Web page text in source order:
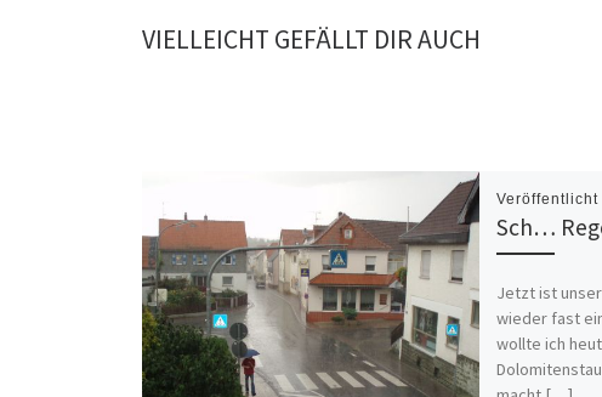
VIELLEICHT GEFÄLLT DIR AUCH
Veröffentlicht
Sch…
Jetzt ist
wieder fast
wollte ich